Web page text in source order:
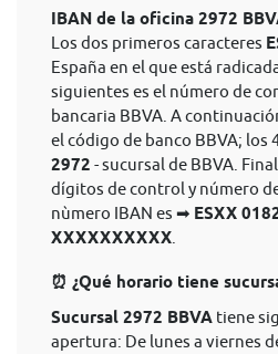
IBAN de la oficina 2972
Los dos primeros caracteres
España en el que está
siguientes es el número de
bancaria BBVA. A
el código de banco BBVA; los
2972 - sucursal de BBVA.
dígitos de control y número
nùmero IBAN es ➡ ESXX
XXXXXXXXXX
⏰ ¿Qué horario tiene
Sucursal 2972 BBVA tiene
apertura: De lunes a viernes